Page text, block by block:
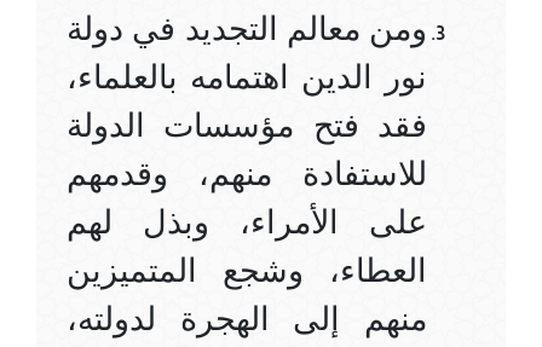
ومن معالم التجديد في دولة
نور الدين اهتمامه بالعلماء،
فقد فتح مؤسسات الدولة
للاستفادة منهم، وقدمهم
على الأمراء، وبذل لهم
العطاء، وشجع المتميزين
منهم إلى الهجرة لدولته،